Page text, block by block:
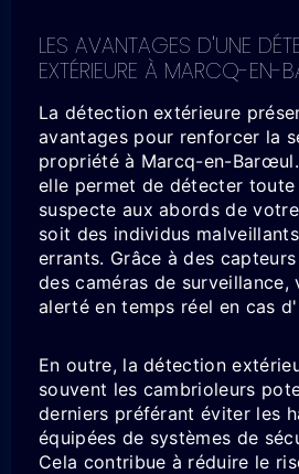
LES AVANTAGES D'UNE
EXTÉRIEURE À MARCQ-EN-
La détection extérieure
avantages pour renforcer la
propriété à Marcq-en-
elle permet de détecter toute
suspecte aux abords de
soit des individus
errants. Grâce à des
des caméras de surveillance,
alerté en temps réel en cas
En outre, la détection
souvent les cambrioleurs
derniers préférant éviter les
équipées de systèmes de
Cela contribue à réduire le